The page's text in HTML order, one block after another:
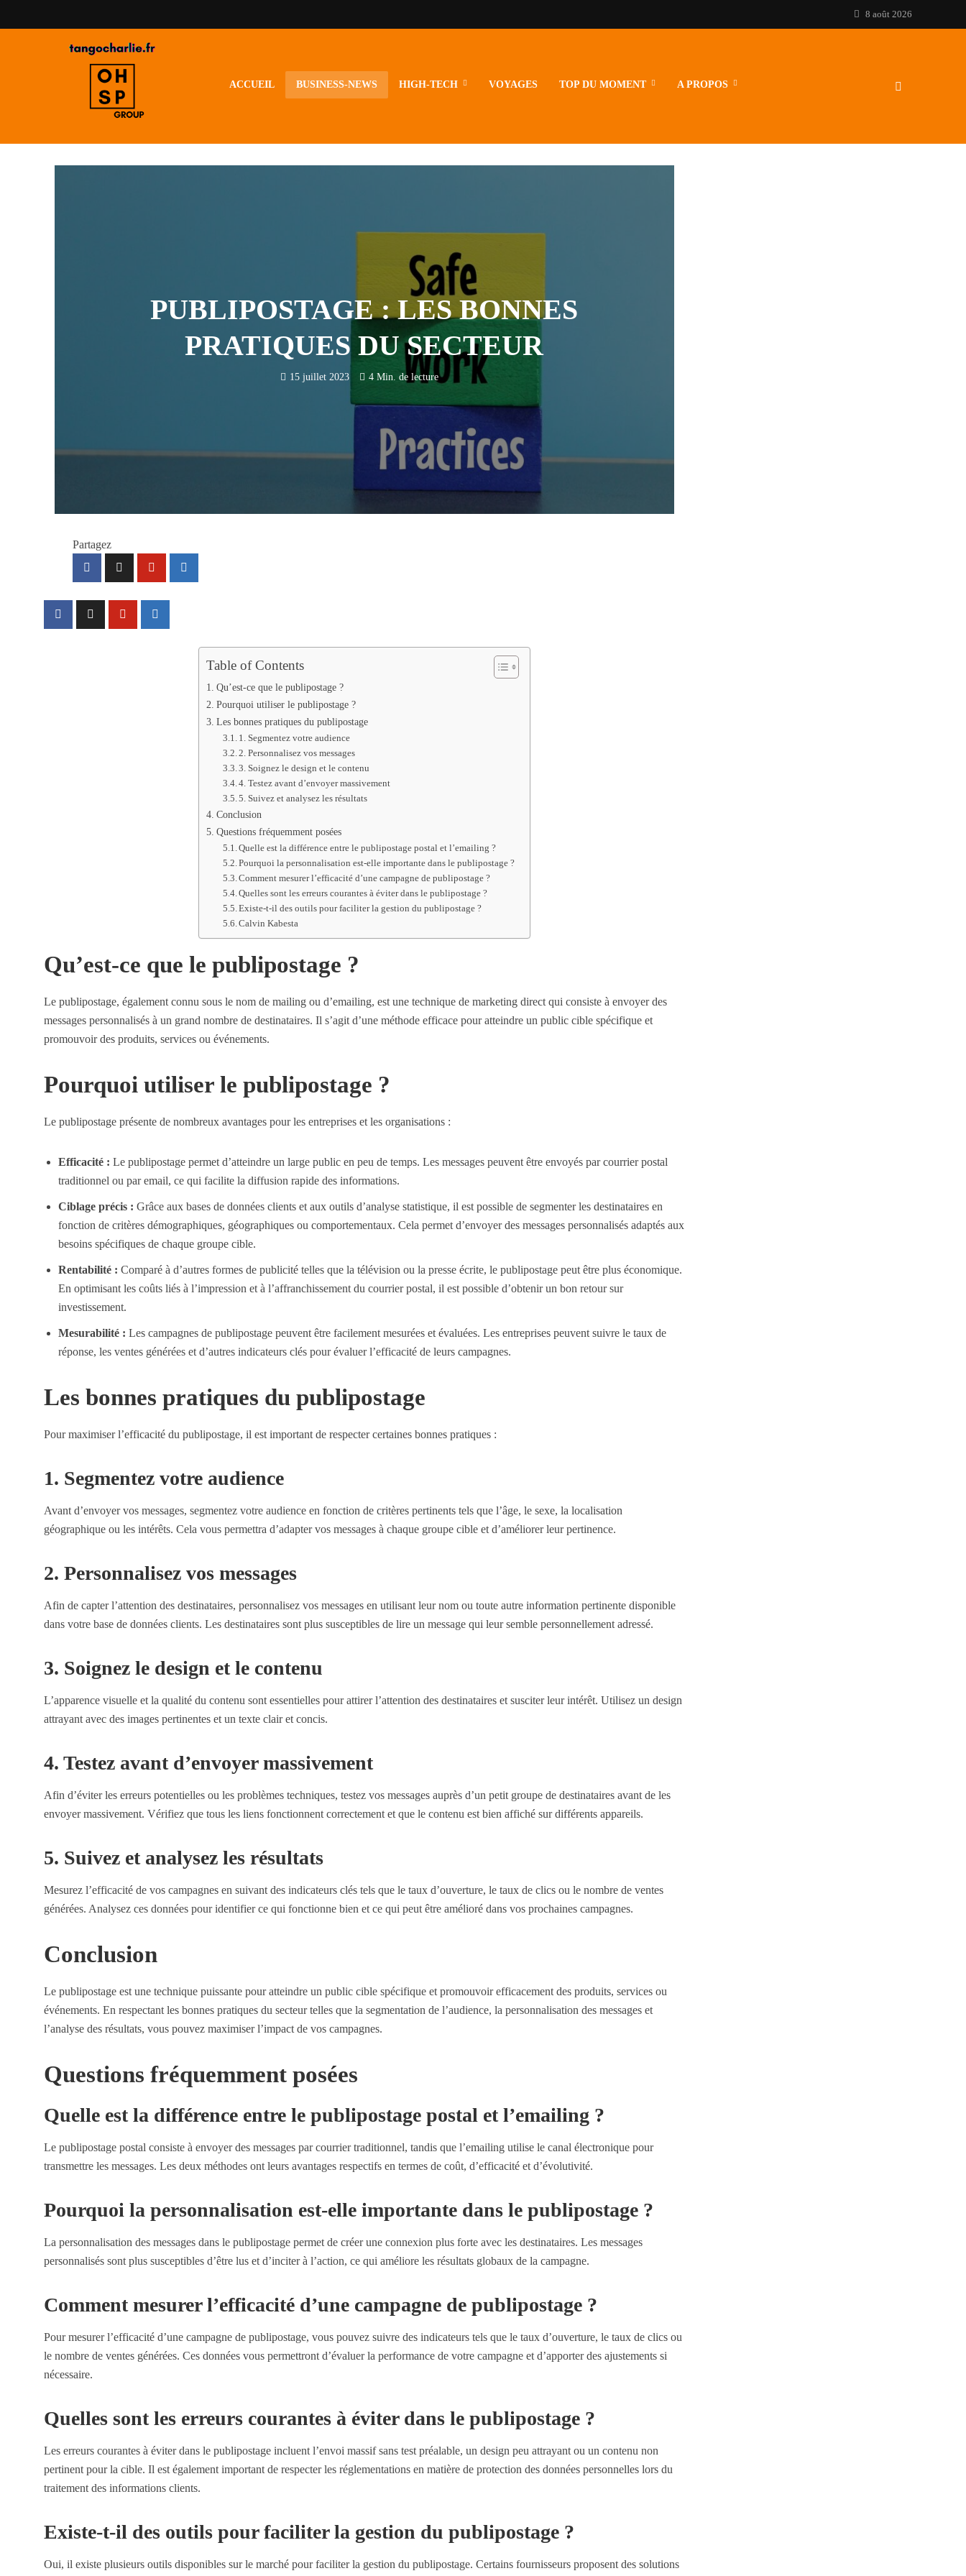
8 août 2026
ACCUEIL BUSINESS-NEWS HIGH-TECH VOYAGES TOP DU MOMENT A PROPOS
PUBLIPOSTAGE : LES BONNES
PRATIQUES DU SECTEUR
15 juillet 2023 4 Min. de lecture
Partagez
Table of Contents
Qu’est-ce que le publipostage ?
Pourquoi utiliser le publipostage ?
Les bonnes pratiques du publipostage
1. Segmentez votre audience
2. Personnalisez vos messages
3. Soignez le design et le contenu
4. Testez avant d’envoyer massivement
5. Suivez et analysez les résultats
Conclusion
Questions fréquemment posées
Quelle est la différence entre le publipostage postal et l’emailing ?
Pourquoi la personnalisation est-elle importante dans le publipostage ?
Comment mesurer l’efficacité d’une campagne de publipostage ?
Quelles sont les erreurs courantes à éviter dans le publipostage ?
Existe-t-il des outils pour faciliter la gestion du publipostage ?
Calvin Kabesta
Qu’est-ce que le publipostage ?
Le publipostage, également connu sous le nom de mailing ou d’emailing, est une technique de marketing direct qui consiste à envoyer des
messages personnalisés à un grand nombre de destinataires. Il s’agit d’une méthode efficace pour atteindre un public cible spécifique et
promouvoir des produits, services ou événements.
Pourquoi utiliser le publipostage ?
Le publipostage présente de nombreux avantages pour les entreprises et les organisations :
Efficacité : Le publipostage permet d’atteindre un large public en peu de temps. Les messages peuvent être envoyés par courrier postal
traditionnel ou par email, ce qui facilite la diffusion rapide des informations.
Ciblage précis : Grâce aux bases de données clients et aux outils d’analyse statistique, il est possible de segmenter les destinataires en
fonction de critères démographiques, géographiques ou comportementaux. Cela permet d’envoyer des messages personnalisés adaptés aux
besoins spécifiques de chaque groupe cible.
Rentabilité : Comparé à d’autres formes de publicité telles que la télévision ou la presse écrite, le publipostage peut être plus économique.
En optimisant les coûts liés à l’impression et à l’affranchissement du courrier postal, il est possible d’obtenir un bon retour sur
investissement.
Mesurabilité : Les campagnes de publipostage peuvent être facilement mesurées et évaluées. Les entreprises peuvent suivre le taux de
réponse, les ventes générées et d’autres indicateurs clés pour évaluer l’efficacité de leurs campagnes.
Les bonnes pratiques du publipostage
Pour maximiser l’efficacité du publipostage, il est important de respecter certaines bonnes pratiques :
1. Segmentez votre audience
Avant d’envoyer vos messages, segmentez votre audience en fonction de critères pertinents tels que l’âge, le sexe, la localisation
géographique ou les intérêts. Cela vous permettra d’adapter vos messages à chaque groupe cible et d’améliorer leur pertinence.
2. Personnalisez vos messages
Afin de capter l’attention des destinataires, personnalisez vos messages en utilisant leur nom ou toute autre information pertinente disponible
dans votre base de données clients. Les destinataires sont plus susceptibles de lire un message qui leur semble personnellement adressé.
3. Soignez le design et le contenu
L’apparence visuelle et la qualité du contenu sont essentielles pour attirer l’attention des destinataires et susciter leur intérêt. Utilisez un design
attrayant avec des images pertinentes et un texte clair et concis.
4. Testez avant d’envoyer massivement
Afin d’éviter les erreurs potentielles ou les problèmes techniques, testez vos messages auprès d’un petit groupe de destinataires avant de les
envoyer massivement. Vérifiez que tous les liens fonctionnent correctement et que le contenu est bien affiché sur différents appareils.
5. Suivez et analysez les résultats
Mesurez l’efficacité de vos campagnes en suivant des indicateurs clés tels que le taux d’ouverture, le taux de clics ou le nombre de ventes
générées. Analysez ces données pour identifier ce qui fonctionne bien et ce qui peut être amélioré dans vos prochaines campagnes.
Conclusion
Le publipostage est une technique puissante pour atteindre un public cible spécifique et promouvoir efficacement des produits, services ou
événements. En respectant les bonnes pratiques du secteur telles que la segmentation de l’audience, la personnalisation des messages et
l’analyse des résultats, vous pouvez maximiser l’impact de vos campagnes.
Questions fréquemment posées
Quelle est la différence entre le publipostage postal et l’emailing ?
Le publipostage postal consiste à envoyer des messages par courrier traditionnel, tandis que l’emailing utilise le canal électronique pour
transmettre les messages. Les deux méthodes ont leurs avantages respectifs en termes de coût, d’efficacité et d’évolutivité.
Pourquoi la personnalisation est-elle importante dans le publipostage ?
La personnalisation des messages dans le publipostage permet de créer une connexion plus forte avec les destinataires. Les messages
personnalisés sont plus susceptibles d’être lus et d’inciter à l’action, ce qui améliore les résultats globaux de la campagne.
Comment mesurer l’efficacité d’une campagne de publipostage ?
Pour mesurer l’efficacité d’une campagne de publipostage, vous pouvez suivre des indicateurs tels que le taux d’ouverture, le taux de clics ou
le nombre de ventes générées. Ces données vous permettront d’évaluer la performance de votre campagne et d’apporter des ajustements si
nécessaire.
Quelles sont les erreurs courantes à éviter dans le publipostage ?
Les erreurs courantes à éviter dans le publipostage incluent l’envoi massif sans test préalable, un design peu attrayant ou un contenu non
pertinent pour la cible. Il est également important de respecter les réglementations en matière de protection des données personnelles lors du
traitement des informations clients.
Existe-t-il des outils pour faciliter la gestion du publipostage ?
Oui, il existe plusieurs outils disponibles sur le marché pour faciliter la gestion du publipostage. Certains fournisseurs proposent des solutions